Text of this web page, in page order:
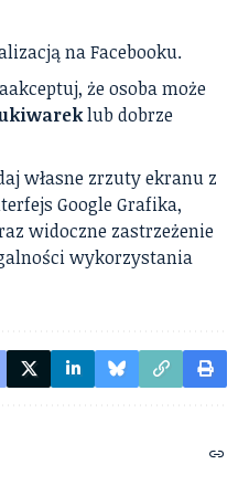
na Facebooku.
że osoba może
lub dobrze
własne zrzuty ekranu z
Google Grafika,
widoczne zastrzeżenie
wykorzystania